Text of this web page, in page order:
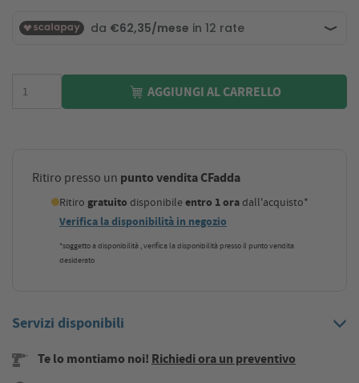
AGGIUNGI AL CARRELLO
Ritiro presso un punto vendita CFadda
Ritiro gratuito disponibileentro 1 oradall'acquisto*
Verifica la disponibilità in negozio
*soggetto a disponibilità , verifica la disponibilità presso il punto vendita
desiderato
Servizi disponibili
Te lo montiamo noi! Richiedi ora un preventivo